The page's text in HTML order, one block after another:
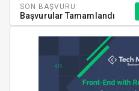
SON BAŞVURU:
Başvurular Tamamlandı